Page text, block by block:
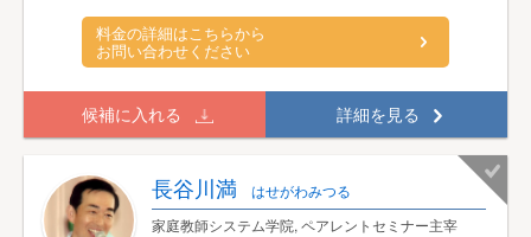
料金の詳細はこちらから
お問い合わせください
候補に入れる 詳細を見る
長谷川満
はせがわみつる
家庭教師システム学院, ペアレントセミナー主宰